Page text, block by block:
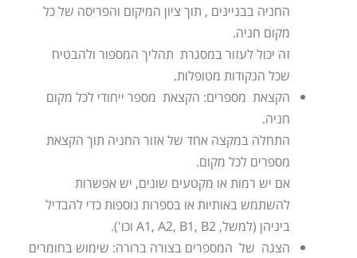
החניה בבניינים , תוך ציון המיקום והפריסה של כל
מקום חניה.
זה יכול לעזור במסגרת תהליך המספור ולהבטיח
שכל הנקודות מטופלות.
הקצאת מספרים: הקצאת מספר ייחודי לכל מקום
חניה.
התחלה במקצה אחד של אזור החניה תוך הקצאת
מספרים לכל מקום.
אם יש רמות או מקטעים שונים, יש אפשרות
להשתמש באותיות או בספרות נוספות כדי להבדיל
ביניהן (למשל, A1, A2, B1, B2 וכו').
הצגה של המספרים בצורה ברורה: שימוש בחומרים